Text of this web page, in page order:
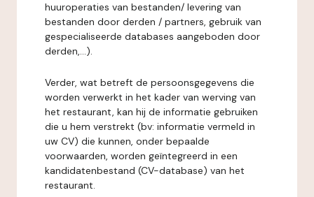
huuroperaties van bestanden/ levering van
bestanden door derden / partners, gebruik van
gespecialiseerde databases aangeboden door
derden,...).
Verder, wat betreft de persoonsgegevens die
worden verwerkt in het kader van werving van
het restaurant, kan hij de informatie gebruiken
die u hem verstrekt (bv: informatie vermeld in
uw CV) die kunnen, onder bepaalde
voorwaarden, worden geïntegreerd in een
kandidatenbestand (CV-database) van het
restaurant.